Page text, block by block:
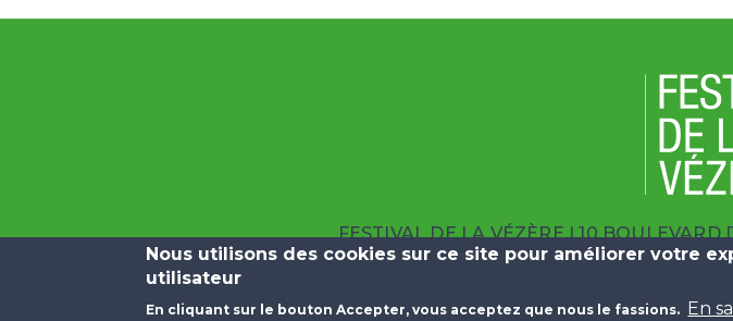
FESTIVAL DE LA VÉZÈRE| 10 BOULEVARD
Menu Pied de page Liens Utiles Plan du Site Mentions
Nous utilisons des cookies sur ce site pour améliorer votre
utilisateur
En cliquant sur le bouton Accepter, vous acceptez que nous le fassions. En